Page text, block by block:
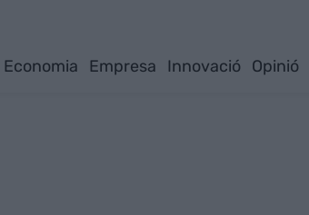
Economia Empresa Innovació Opinió